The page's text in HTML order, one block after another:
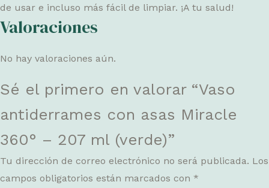
de usar e incluso más fácil de limpiar. ¡A tu salud!
Valoraciones
No hay valoraciones aún.
Sé el primero en valorar “Vaso
antiderrames con asas Miracle
360° – 207 ml (verde)”
Tu dirección de correo electrónico no será publicada. Los
campos obligatorios están marcados con *